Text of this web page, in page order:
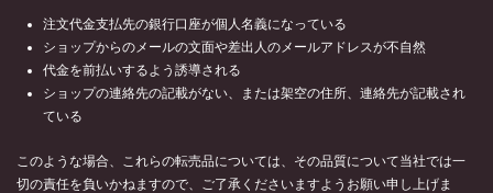
注文代金支払先の銀行口座が個人名義になっている
ショップからのメールの文面や差出人のメールアドレスが不自然
代金を前払いするよう誘導される
ショップの連絡先の記載がない、または架空の住所、連絡先が記載され
ている
このような場合、これらの転売品については、その品質について当社では一
切の責任を負いかねますので、ご了承くださいますようお願い申し上げま